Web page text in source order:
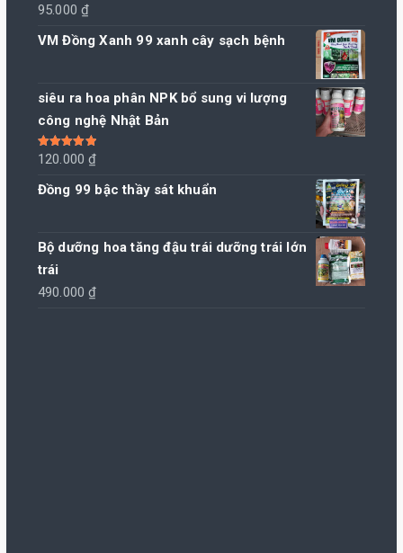
Được xếp
hạng 5.005
95.000₫
VM Đồng Xanh 99 xanh cây sạch bệnh
siêu ra hoa phân NPK bổ sung vi lượng
công nghệ Nhật Bản
Được xếp
hạng 5.00 5
120.000₫
Đồng 99 bậc thầy sát khuẩn
Bộ dưỡng hoa tăng đậu trái dưỡng trái lớn
trái
490.000₫